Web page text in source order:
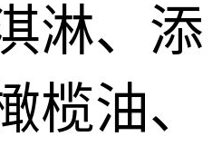
淋、添
榄油、